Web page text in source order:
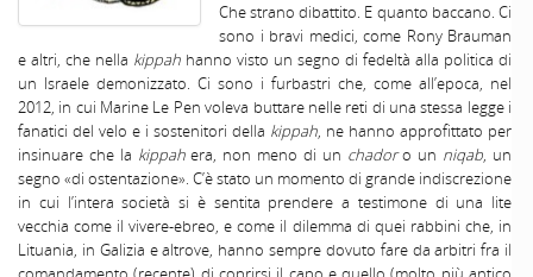
Che strano dibattito. E quanto baccano. Ci
sono i bravi medici, come Rony Brauman
e altri, che nella kippah hanno visto un segno di fedeltà alla politica di
un Israele demonizzato. Ci sono i furbastri che, come all’epoca, nel
2012, in cui Marine Le Pen voleva buttare nelle reti di una stessa legge i
fanatici del velo e i sostenitori della kippah, ne hanno approfittato per
insinuare che la kippahera, non meno di un chadoro un niqab, un
segno «di ostentazione». C’è stato un momento di grande indiscrezione
in cui l’intera società si è sentita prendere a testimone di una lite
vecchia come il vivere-ebreo, e come il dilemma di quei rabbini che, in
Lituania, in Galizia e altrove, hanno sempre dovuto fare da arbitri fra il